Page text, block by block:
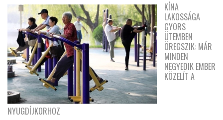
KÍNA
LAKOSSÁGA
GYORS
ÜTEMBEN
ÖREGSZIK: MÁR
MINDEN
NEGYEDIK EMBER
KÖZELÍT A
NYUGDÍJKORHOZ